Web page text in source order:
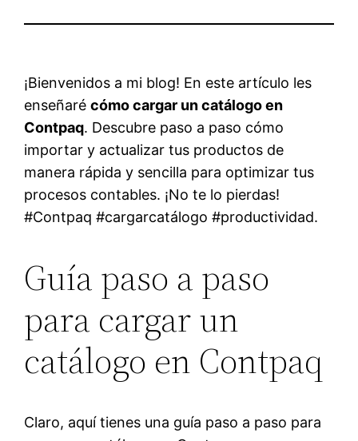
¡Bienvenidos a mi blog! En este artículo les
enseñarécómo cargar un catálogo en
Contpaq. Descubre paso a paso cómo
importar y actualizar tus productos de
manera rápida y sencilla para optimizar tus
procesos contables. ¡No te lo pierdas!
#Contpaq #cargarcatálogo #productividad.
Guía paso a paso
para cargar un
catálogo en Contpaq
Claro, aquí tienes una guía paso a paso para